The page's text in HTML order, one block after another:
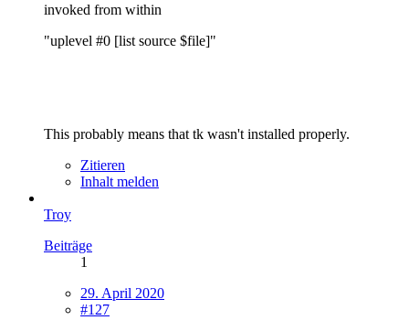
invoked from within
"uplevel #0 [list source $file]"
This probably means that tk wasn't installed properly.
Zitieren
Inhalt melden
Troy
Beiträge
1
29. April 2020
#127